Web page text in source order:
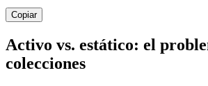
Copiar
Activo vs. estático: el
colecciones